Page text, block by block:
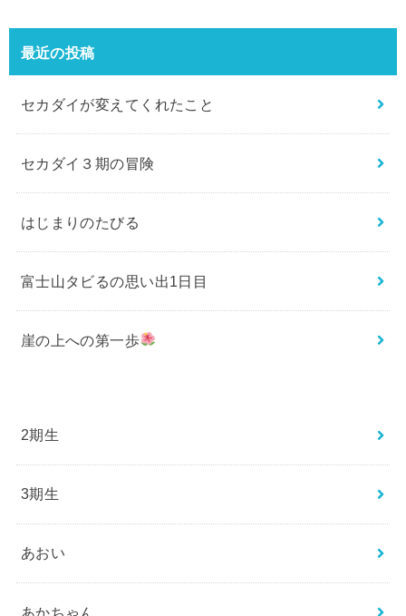
最近の投稿
セカダイが変えてくれたこと
セカダイ３期の冒険
はじまりのたびる
富士山タビるの思い出1日目
崖の上への第一歩
2期生
3期生
あおい
あかちゃん